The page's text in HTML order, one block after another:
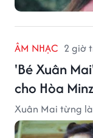
ÂM NHẠC 2 giờ
'Bé Xuân
cho Hòa
Xuân Mai từng